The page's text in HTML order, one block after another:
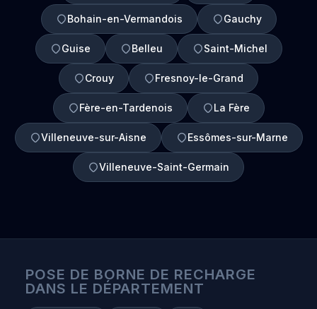
Bohain-en-Vermandois Gauchy
Guise Belleu Saint-Michel
Crouy Fresnoy-le-Grand
Fère-en-Tardenois La Fère
Villeneuve-sur-Aisne Essômes-sur-Marne
Villeneuve-Saint-Germain
POSE DE BORNE DE RECHARGE
DANS LE DÉPARTEMENT